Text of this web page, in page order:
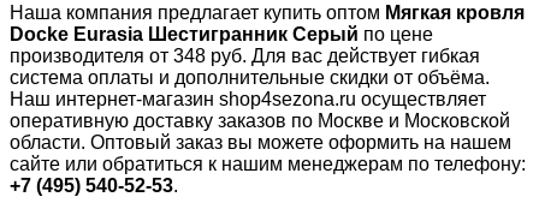
Наша компания предлагает купить оптом Мягкая кровля
Docke Eurasia Шестигранник Серый по цене
производителя от 348 руб. Для вас действует гибкая
система оплаты и дополнительные скидки от объёма.
Наш интернет-магазин shop4sezona.ru осуществляет
оперативную доставку заказов по Москве и Московской
области. Оптовый заказ вы можете оформить на нашем
сайте или обратиться к нашим менеджерам по телефону:
+7 (495) 540-52-53.